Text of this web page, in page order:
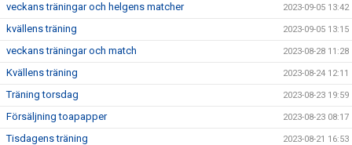
veckans träningar och helgens matcher 2023-09-05 13:42
kvällens träning 2023-09-05 13:15
veckans träningar och match 2023-08-28 11:28
Kvällens träning 2023-08-24 12:11
Träning torsdag 2023-08-23 19:59
Försäljning toapapper 2023-08-23 08:17
Tisdagens träning 2023-08-21 16:53